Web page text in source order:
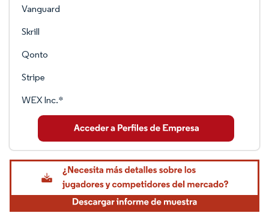
Vanguard
Skrill
Qonto
Stripe
WEX Inc.*